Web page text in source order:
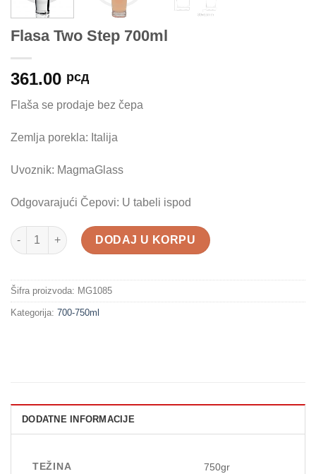
Flasa Two Step 700ml
361.00 рсд
Flaša se prodaje bez čepa
Zemlja porekla: Italija
Uvoznik: MagmaGlass
Odgovarajući Čepovi: U tabeli ispod
Flasa Two Step 700ml količina
DODAJ U KORPU
Šifra proizvoda: MG1085
Kategorija: 700-750ml
DODATNE INFORMACIJE
TEŽINA
750gr